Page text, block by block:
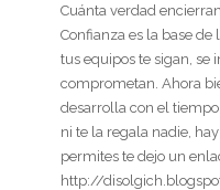
Cuánta verdad
Confianza es la base
tus equipos te sigan, se
comprometan. Ahora
desarrolla con el
ni te la regala nadie,
permites te dejo un
http://